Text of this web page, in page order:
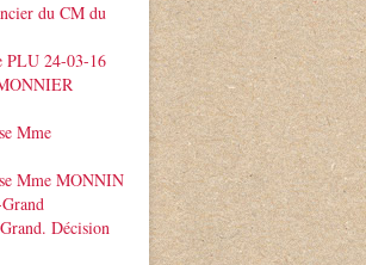
du CM du
PLU 24-03-16
Mme
Mme MONNIN
Décision